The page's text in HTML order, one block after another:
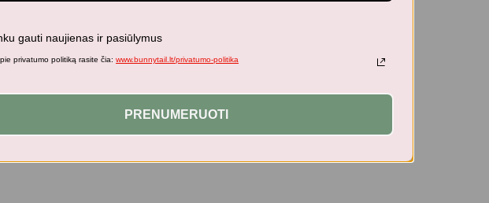
savo vaikams!
gauti naujienas ir pasiūlymus
privatumo politiką rasite čia: www.bunnytail.lt/privatumo-politika
PRENUMERUOTI